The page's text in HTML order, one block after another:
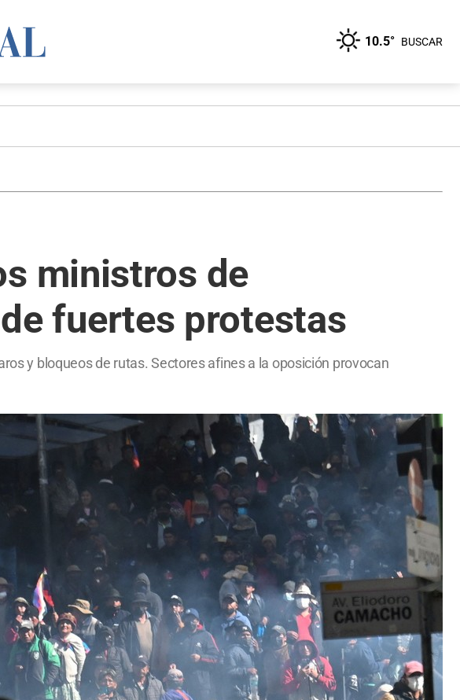
10.5° BUSCAR
ministros de
fuertes protestas
y bloqueos de rutas. Sectores afines a la oposición provocan